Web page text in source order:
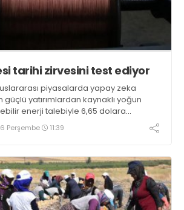
tarihi zirvesini test ediyor
piyasalarda yapay zeka
güçlü yatırımlardan kaynaklı yoğun
enerji talebiyle 6,65 dolara
test ediyor
Perşembe 11:39